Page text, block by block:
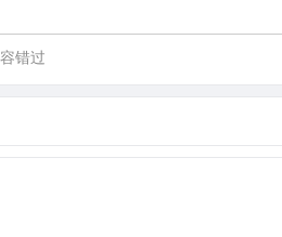
错过